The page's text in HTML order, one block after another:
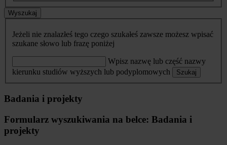
Wyszukaj
Jeżeli nie znalazłeś tego czego szukałeś zawsze możesz wpisać
szukane słowo lub frazę poniżej
Wpisz nazwę lub część nazwy
kierunku studiów wyższych lub podyplomowych
Szukaj
Badania i projekty
Formularz wyszukiwania na belce: Badania i
projekty